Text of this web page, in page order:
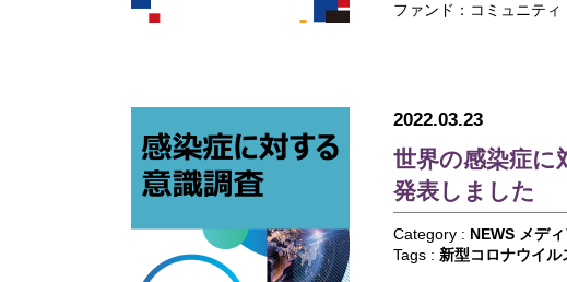
ファンド：コミュニティ
2022.03.23
世界の感染症に
発表しました
Category : NEWS メデ
Tags : 新型コロナウイル